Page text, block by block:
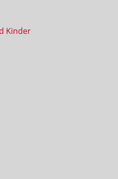
Kinder